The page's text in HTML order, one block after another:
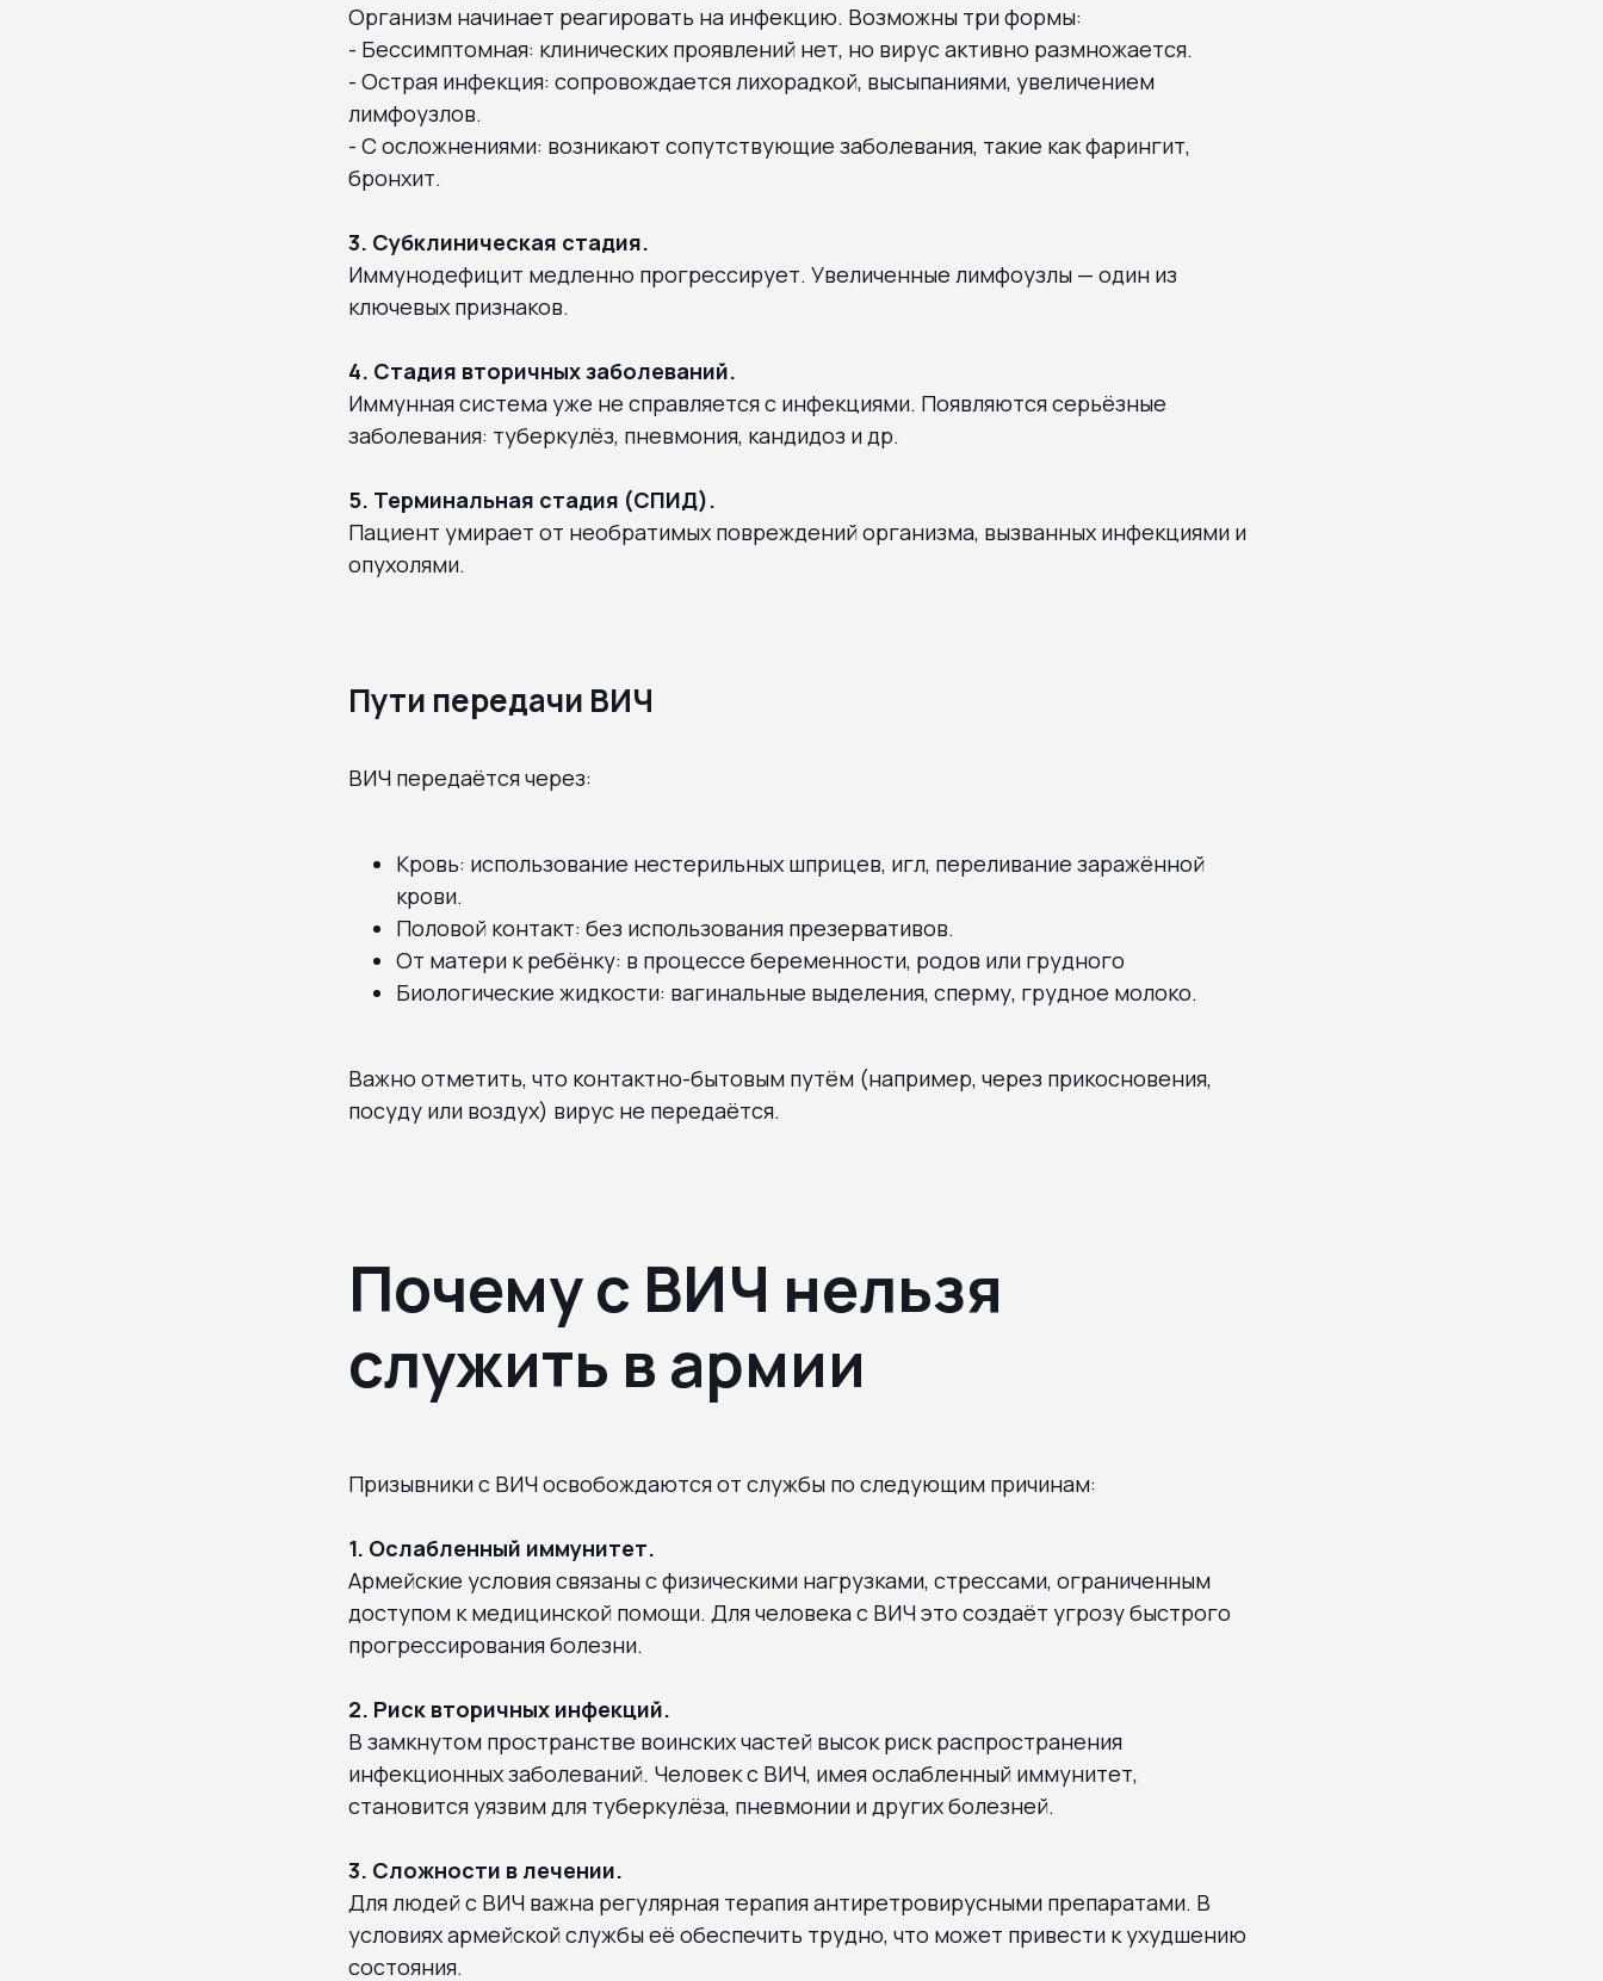
Организм начинает реагировать на инфекцию. Возможны три формы:
- Бессимптомная: клинических проявлений нет, но вирус активно размножается.
- Острая инфекция: сопровождается лихорадкой, высыпаниями, увеличением
лимфоузлов.
- С осложнениями: возникают сопутствующие заболевания, такие как фарингит,
бронхит.
3. Субклиническая стадия.
Иммунодефицит медленно прогрессирует. Увеличенные лимфоузлы — один из
ключевых признаков.
4. Стадия вторичных заболеваний.
Иммунная система уже не справляется с инфекциями. Появляются серьёзные
заболевания: туберкулёз, пневмония, кандидоз и др.
5. Терминальная стадия (СПИД).
Пациент умирает от необратимых повреждений организма, вызванных инфекциями и
опухолями.
Пути передачи ВИЧ
ВИЧ передаётся через:
Кровь: использование нестерильных шприцев, игл, переливание заражённой
крови.
Половой контакт: без использования презервативов.
От матери к ребёнку: в процессе беременности, родов или грудного
Биологические жидкости: вагинальные выделения, сперму, грудное молоко.
Важно отметить, что контактно-бытовым путём (например, через прикосновения,
посуду или воздух) вирус не передаётся.
Почему с ВИЧ нельзя
служить в армии
Призывники с ВИЧ освобождаются от службы по следующим причинам:
1. Ослабленный иммунитет.
Армейские условия связаны с физическими нагрузками, стрессами, ограниченным
доступом к медицинской помощи. Для человека с ВИЧ это создаёт угрозу быстрого
прогрессирования болезни.
2. Риск вторичных инфекций.
В замкнутом пространстве воинских частей высок риск распространения
инфекционных заболеваний. Человек с ВИЧ, имея ослабленный иммунитет,
становится уязвим для туберкулёза, пневмонии и других болезней.
3. Сложности в лечении.
Для людей с ВИЧ важна регулярная терапия антиретровирусными препаратами. В
условиях армейской службы её обеспечить трудно, что может привести к ухудшению
состояния.